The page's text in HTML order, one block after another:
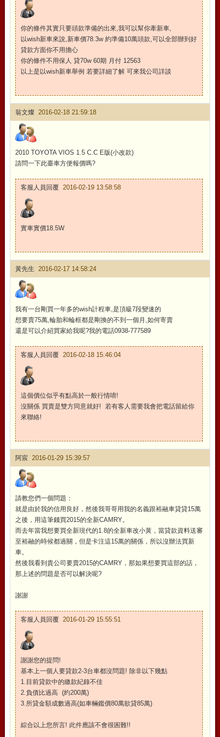
你的條件其實只要頭款準備的出來,我可以幫你牽新車,
以wish新車來說,新車價78.3w 約準備10萬頭款,可以全部辦到好
貸款方面你不用擔心
你的條件不用保人 貸70w 60期 月付 12563
以上是以wish新車舉例 若要詳細了解 可來我公司詳談
翁文燦 2016-02-18 21:59:18
2010 TOYOTA VIOS 1.5 C.C E版(小改款)
請問一下此臺車方便報價嗎?
客服人員回覆 2016-02-19 13:58:58
實車實價18.5W
黃先生 2016-02-17 14:58:24
我有一台剛買一年多的wish計程車,是頂級7段變速的
想要賣75萬,輪胎和輪框都是剛換的不到一個月,如何寄賣
還是可以介紹買家給我呢?我的電話0938-777589
客服人員回覆 2016-02-18 15:46:04
這個價位似乎有點高於一般行情唷!
沒關係 買賣是雙方同意就好! 若有客人需要我會把電話留給你
來聯絡!
阿宸 2016-01-29 15:39:57
請教您們一個問題：
就是由於我的信用良好，然後我哥哥用我的名義跟裕融車貸貸15萬
之後，用這筆錢買2015的全新CAMRY。
而去年當我想要買全新現代的1.8的全新車改小黃，當貸款資料送審
至裕融的時候都過關，但是卡注這15萬的關係，所以沒辦法買新
車。
然後我看到貴公司要賣2015的CAMRY，那如果想要買這部的話，
那上述的問題是否可以解決呢?
謝謝
客服人員回覆 2016-01-29 15:55:51
謝謝您的提問!
基本上一個人要貸款2-3台車都沒問題! 除非以下幾點
1.目前貸款中的繳款紀錄不佳
2.負債比過高 (約200萬)
3.所貸金額成數過高(如車輛鑑價80萬欲貸85萬)
綜合以上您所言! 此件應該不會很困難!!